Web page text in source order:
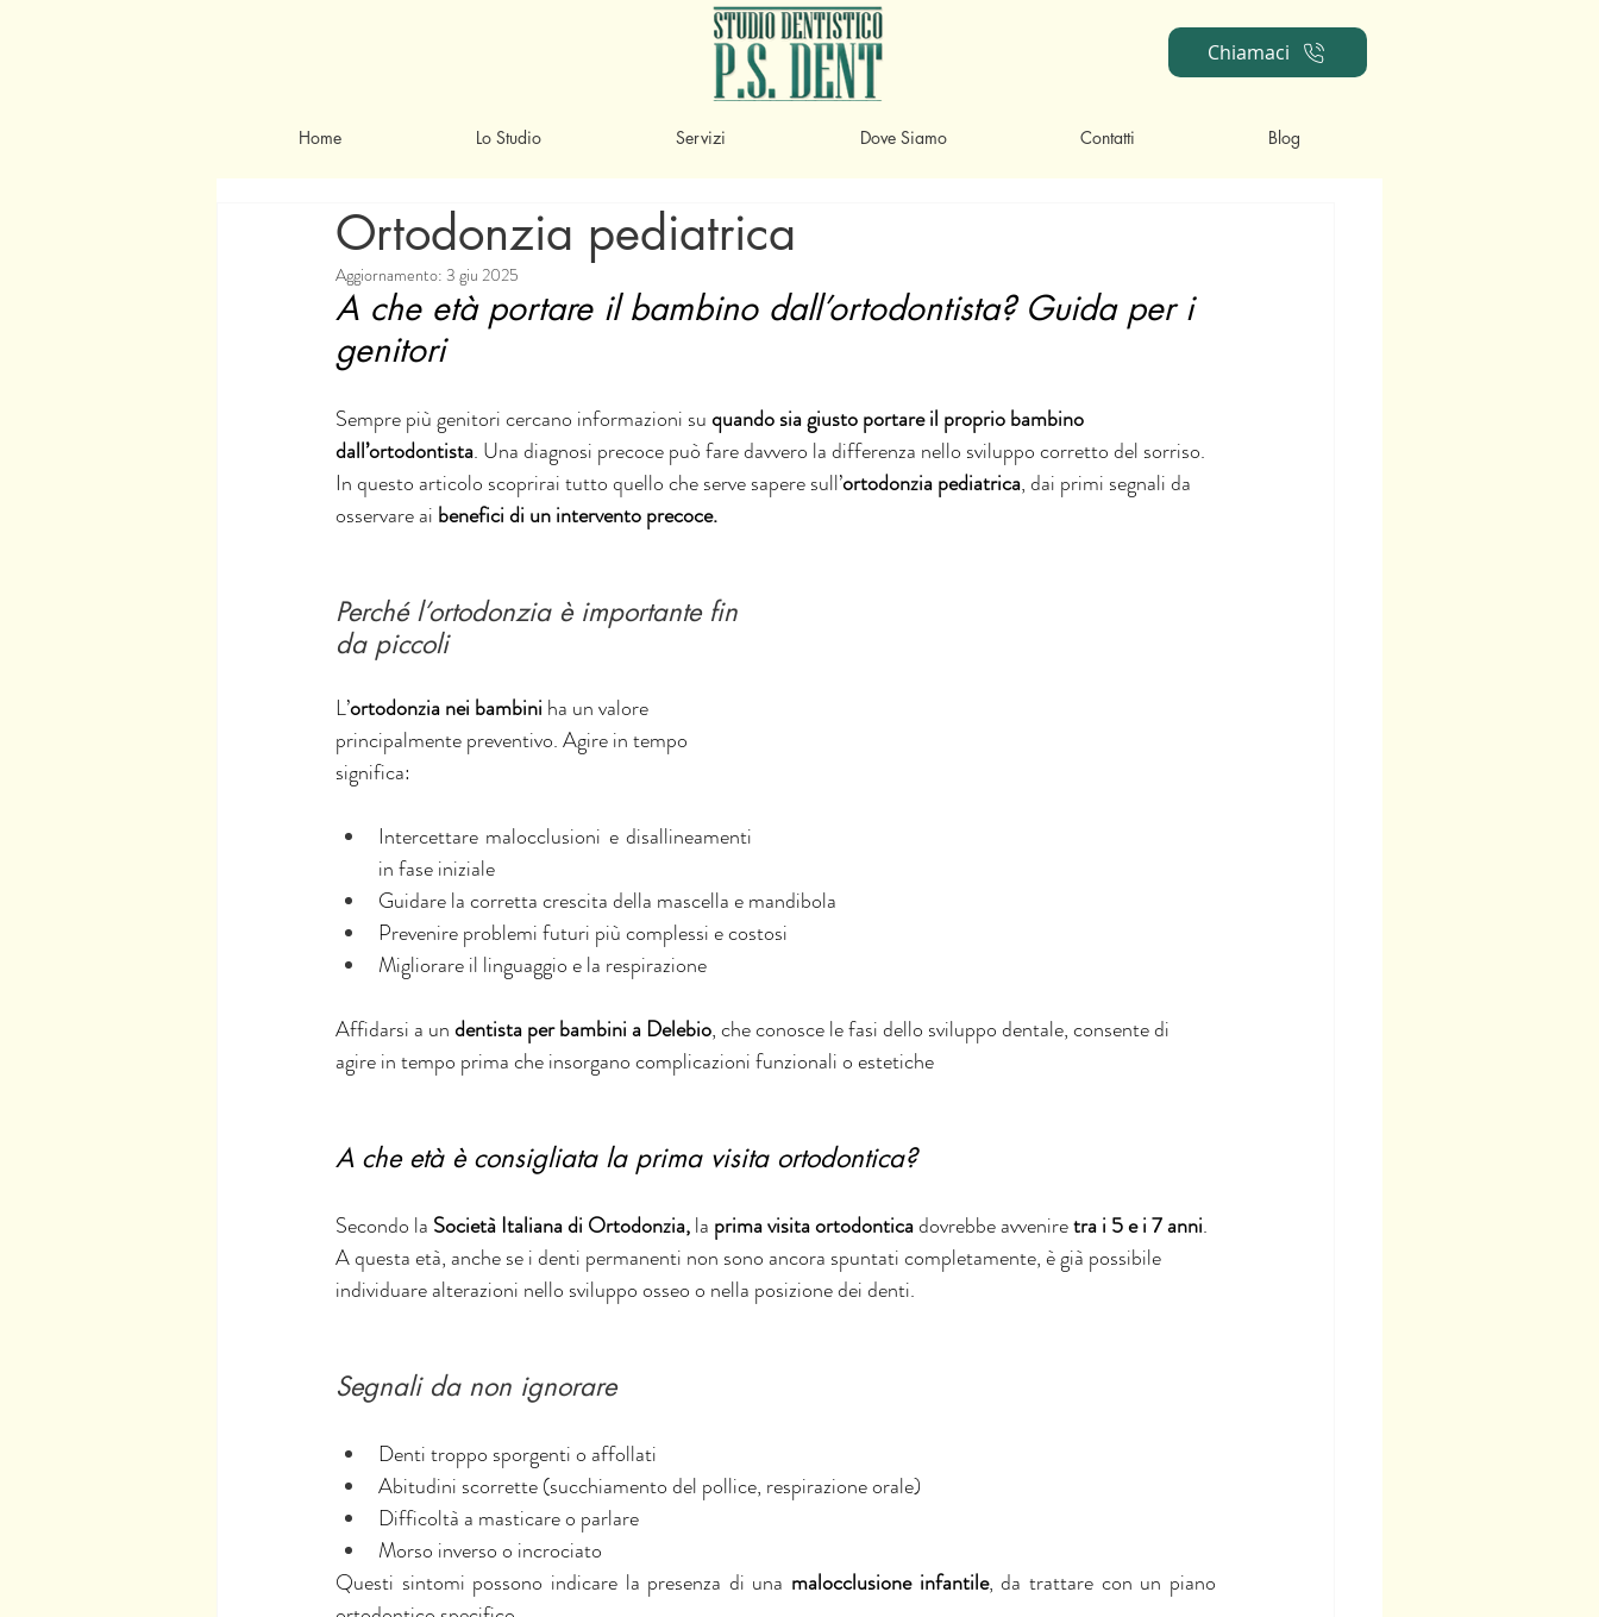
Chiamaci
Home Lo Studio Servizi Dove Siamo Contatti Blog
Ortodonzia pediatrica
Aggiornamento: 3 giu 2025
A che età portare il bambino dall’ortodontista? Guida per i
genitori
Sempre più genitori cercano informazioni su quando sia giusto portare il proprio bambino
dall’ortodontista. Una diagnosi precoce può fare davvero la differenza nello sviluppo corretto del sorriso.
In questo articolo scoprirai tutto quello che serve sapere sull’ortodonzia pediatrica, dai primi segnali da
osservare ai benefici di un intervento precoce.
Perché l’ortodonzia è importante fin
da piccoli
L’ortodonzia nei bambini ha un valore
principalmente preventivo. Agire in tempo
significa:
Intercettare malocclusioni e disallineamenti
in fase iniziale
Guidare la corretta crescita della mascella e mandibola
Prevenire problemi futuri più complessi e costosi
Migliorare il linguaggio e la respirazione
Affidarsi a un dentista per bambini a Delebio, che conosce le fasi dello sviluppo dentale, consente di
agire in tempo prima che insorgano complicazioni funzionali o estetiche
A che età è consigliata la prima visita ortodontica?
Secondo la Società Italiana di Ortodonzia, la prima visita ortodontica dovrebbe avvenire tra i 5 e i 7 anni.
A questa età, anche se i denti permanenti non sono ancora spuntati completamente, è già possibile
individuare alterazioni nello sviluppo osseo o nella posizione dei denti.
Segnali da non ignorare
Denti troppo sporgenti o affollati
Abitudini scorrette (succhiamento del pollice, respirazione orale)
Difficoltà a masticare o parlare
Morso inverso o incrociato
Questi sintomi possono indicare la presenza di una malocclusione infantile, da trattare con un piano